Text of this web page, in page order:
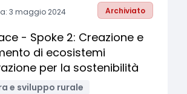
3 maggio 2024 Archiviato
- Spoke 2: Creazione e
di ecosistemi
per la sostenibilità
e sviluppo rurale